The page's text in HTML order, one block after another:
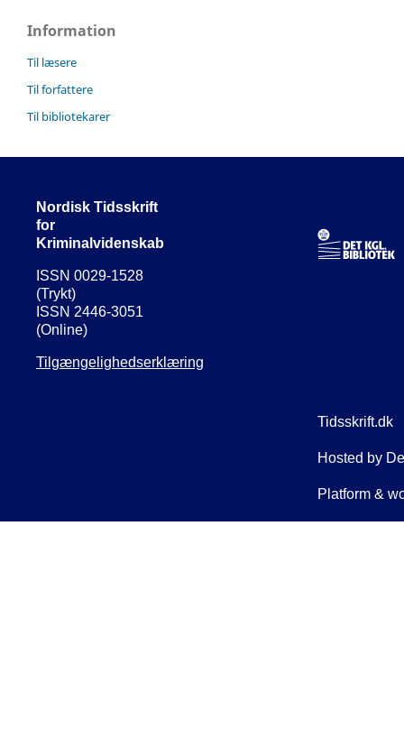
Information
Til læsere
Til forfattere
Til bibliotekarer
Nordisk Tidsskrift
for
Kriminalvidenskab
ISSN 0029-1528
(Trykt)
ISSN 2446-3051
(Online)
Tilgængelighedserklæring